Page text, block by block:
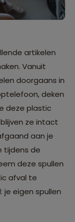
artikelen
Vanuit
doorgaans in
deken
deze plastic
ze intact
aan je
tijdens de
deze spullen
afval te
je eigen spullen